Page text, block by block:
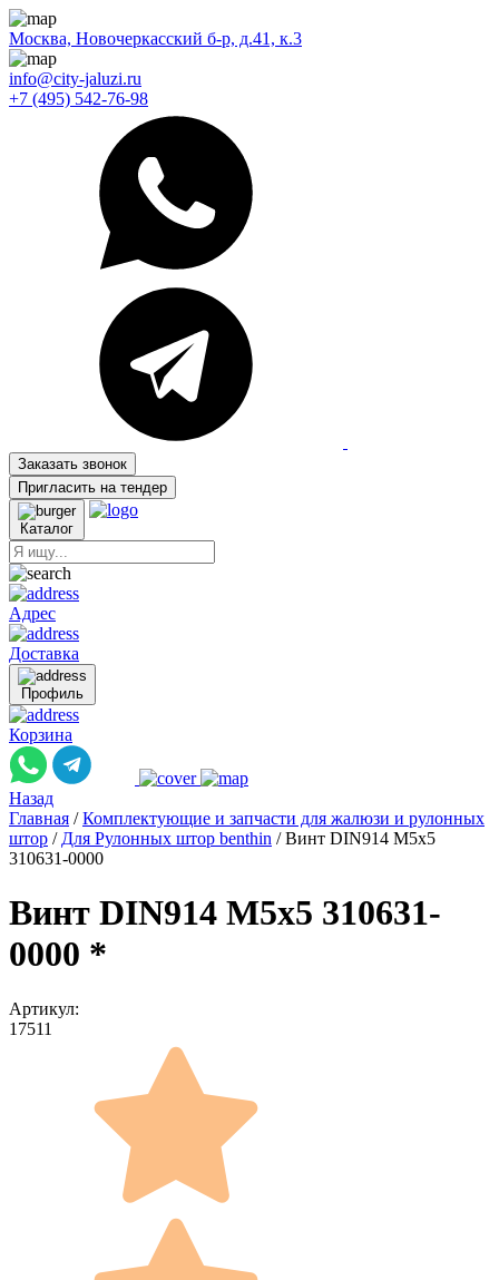
Москва, Новочеркасский б-р, д.41, к.3
info@city-jaluzi.ru
+7 (495) 542-76-98
Заказать звонок
Пригласить на тендер
Каталог
Адрес
Доставка
Профиль
Корзина
Назад
Главная / Комплектующие и запчасти для жалюзи и рулонных
штор / Для Рулонных штор benthin / Винт DIN914 M5x5
310631-0000
Винт DIN914 M5x5 310631-
0000 *
Артикул:
17511